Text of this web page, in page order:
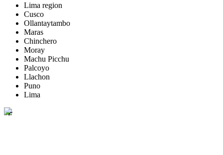
Lima region
Cusco
Ollantaytambo
Maras
Chinchero
Moray
Machu Picchu
Palcoyo
Llachon
Puno
Lima